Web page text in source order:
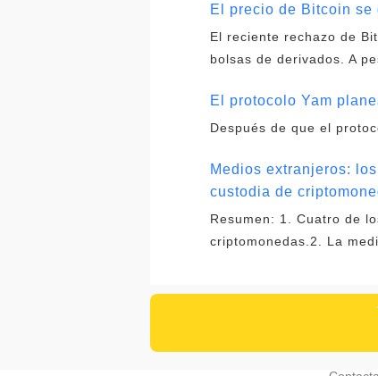
El precio de Bitcoin se
El reciente rechazo de
bolsas de derivados. A
El protocolo Yam
Después de que el
Medios extranjeros:
custodia de
Resumen: 1. Cuatro de
criptomonedas.2. La